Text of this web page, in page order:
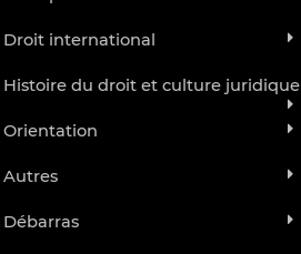
Droit international
Histoire du droit et culture juridique
Orientation
Autres
Débarras